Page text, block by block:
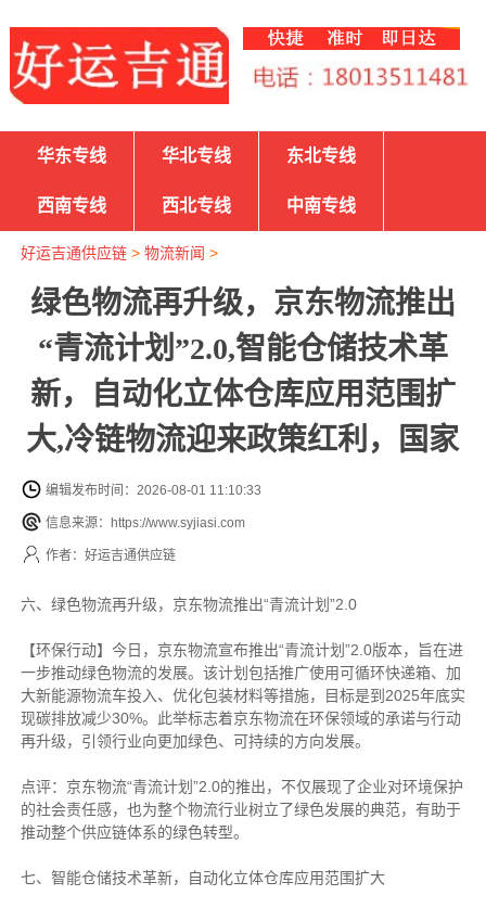
华东专线 华北专线 东北专线
西南专线 西北专线 中南专线
好运吉通供应链> 物流新闻 >
绿色物流再升级，京东物流推出
“青流计划”2.0,智能仓储技术革
新，自动化立体仓库应用范围扩
大,冷链物流迎来政策红利，国家
编辑发布时间：2026-08-01 11:10:33
信息来源：https://www.syjiasi.com
作者：好运吉通供应链
六、绿色物流再升级，京东物流推出“青流计划”2.0
【环保行动】今日，京东物流宣布推出“青流计划”2.0版本，旨在进
一步推动绿色物流的发展。该计划包括推广使用可循环快递箱、加
大新能源物流车投入、优化包装材料等措施，目标是到2025年底实
现碳排放减少30%。此举标志着京东物流在环保领域的承诺与行动
再升级，引领行业向更加绿色、可持续的方向发展。
点评：京东物流“青流计划”2.0的推出，不仅展现了企业对环境保护
的社会责任感，也为整个物流行业树立了绿色发展的典范，有助于
推动整个供应链体系的绿色转型。
七、智能仓储技术革新，自动化立体仓库应用范围扩大